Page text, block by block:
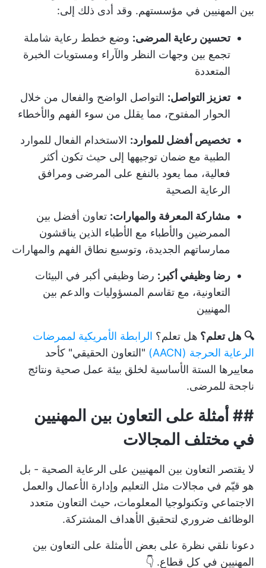
بين المهنيين في مؤسستهم. وقد أدى ذلك إلى:
تحسين رعاية المرضى: وضع خطط رعاية شاملة
تجمع بين وجهات النظر والآراء ومستويات الخبرة
المتعددة
تعزيز التواصل: التواصل الواضح والفعال من خلال
الحوار المفتوح، مما يقلل من سوء الفهم والأخطاء
تخصيص أفضل للموارد: الاستخدام الفعال للموارد
الطبية مع ضمان توجيهها إلى حيث تكون أكثر
فعالية، مما يعود بالنفع على المرضى ومرافق
الرعاية الصحية
مشاركة المعرفة والمهارات: تعاون أفضل بين
الممرضين والأطباء مع الأطباء الذين يناقشون
ممارساتهم الجديدة، وتوسيع نطاق الفهم والمهارات
رضا وظيفي أكبر: رضا وظيفي أكبر في البيئات
التعاونية، مع تقاسم المسؤوليات والدعم بين
المهنيين
🔍 هل تعلم؟ هل تعلم؟ الرابطة الأمريكية لممرضات
الرعاية الحرجة (AACN)
"التعاون الحقيقي" كأحد
معاييرها الستة الأساسية لخلق بيئة عمل صحية ونتائج
ناجحة للمرضى.
## أمثلة على التعاون بين المهنيين
في مختلف المجالات
لا يقتصر التعاون بين المهنيين على الرعاية الصحية - بل
هو قيّم في مجالات مثل التعليم وإدارة الأعمال والعمل
الاجتماعي وتكنولوجيا المعلومات، حيث التعاون متعدد
الوظائف ضروري لتحقيق الأهداف المشتركة.
دعونا نلقي نظرة على بعض الأمثلة على التعاون بين
المهنيين في كل قطاع. 👇